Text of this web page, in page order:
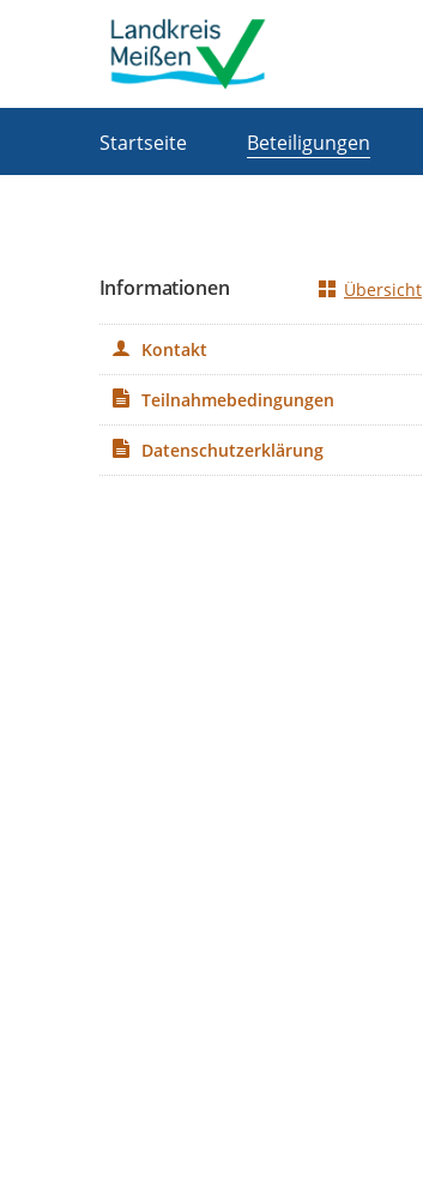
Startseite Beteiligungen
Informationen Übersicht
Kontakt
Teilnahmebedingungen
Datenschutzerklärung